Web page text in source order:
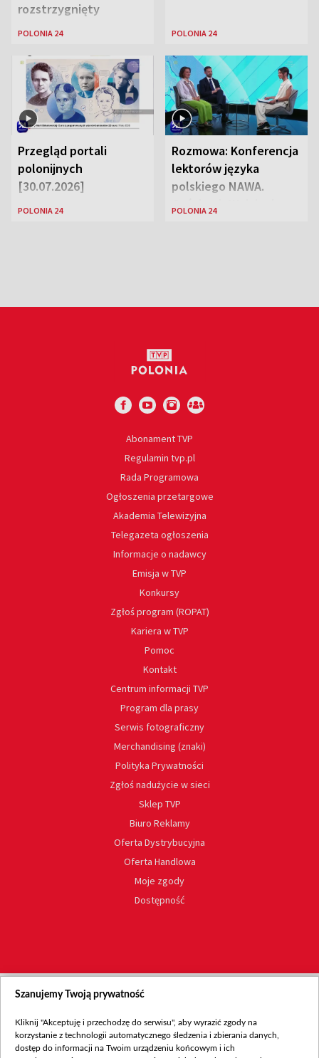
rozstrzygnięty
POLONIA 24 POLONIA 24
Przegląd portali
polonijnych
[30.07.2026]
POLONIA 24
Rozmowa: Konferencja
lektorów języka
polskiego NAWA.
Goście: dr Wojciech
POLONIA 24
Abonament TVP
Regulamin tvp.pl
Rada Programowa
Ogłoszenia przetargowe
Akademia Telewizyjna
Telegazeta ogłoszenia
Informacje o nadawcy
Emisja w TVP
Konkursy
Zgłoś program (ROPAT)
Kariera w TVP
Pomoc
Kontakt
Centrum informacji TVP
Program dla prasy
Serwis fotograficzny
Merchandising (znaki)
Polityka Prywatności
Zgłoś nadużycie w sieci
Sklep TVP
Biuro Reklamy
Oferta Dystrybucyjna
Oferta Handlowa
Moje zgody
Dostępność
Szanujemy Twoją prywatność
Kliknij "Akceptuję i przechodzę do serwisu", aby wyrazić zgody na
korzystanie z technologii automatycznego śledzenia i zbierania danych,
dostęp do informacji na Twoim urządzeniu końcowym i ich